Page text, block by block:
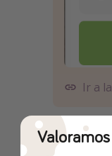
Ir a
⭐️ Ej. de